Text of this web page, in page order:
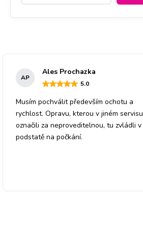
AP
Ales Prochazka
5.0
Musím pochválit především ochotu a
rychlost. Opravu, kterou v jiném servisu
označili za neproveditelnou, tu zvládli v
podstatě na počkání.